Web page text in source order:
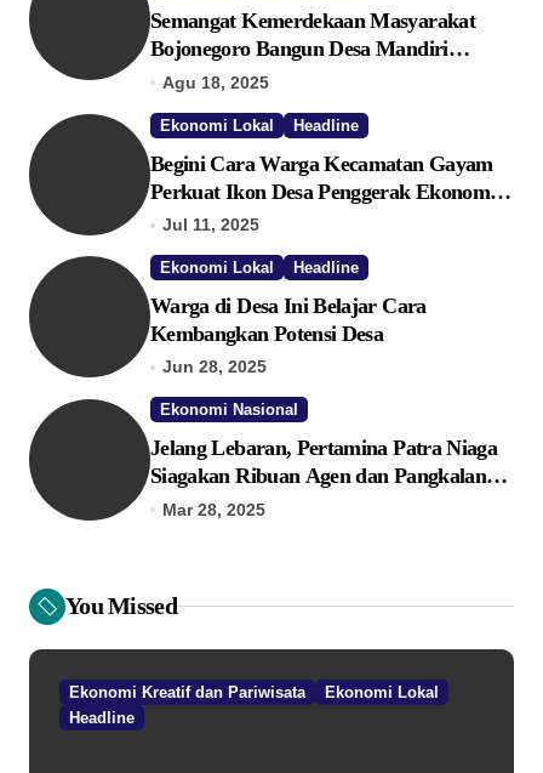
Semangat Kemerdekaan Masyarakat
Bojonegoro Bangun Desa Mandiri
Ekonomi
Agu 18, 2025
Ekonomi Lokal Headline
Begini Cara Warga Kecamatan Gayam
Perkuat Ikon Desa Penggerak Ekonomi
Lokal Melalui TPID
Jul 11, 2025
Ekonomi Lokal Headline
Warga di Desa Ini Belajar Cara
Kembangkan Potensi Desa
Jun 28, 2025
Ekonomi Nasional
Jelang Lebaran, Pertamina Patra Niaga
Siagakan Ribuan Agen dan Pangkalan
LPG 3 Kg
Mar 28, 2025
You Missed
Ekonomi Kreatif dan Pariwisata
Ekonomi Lokal
Headline